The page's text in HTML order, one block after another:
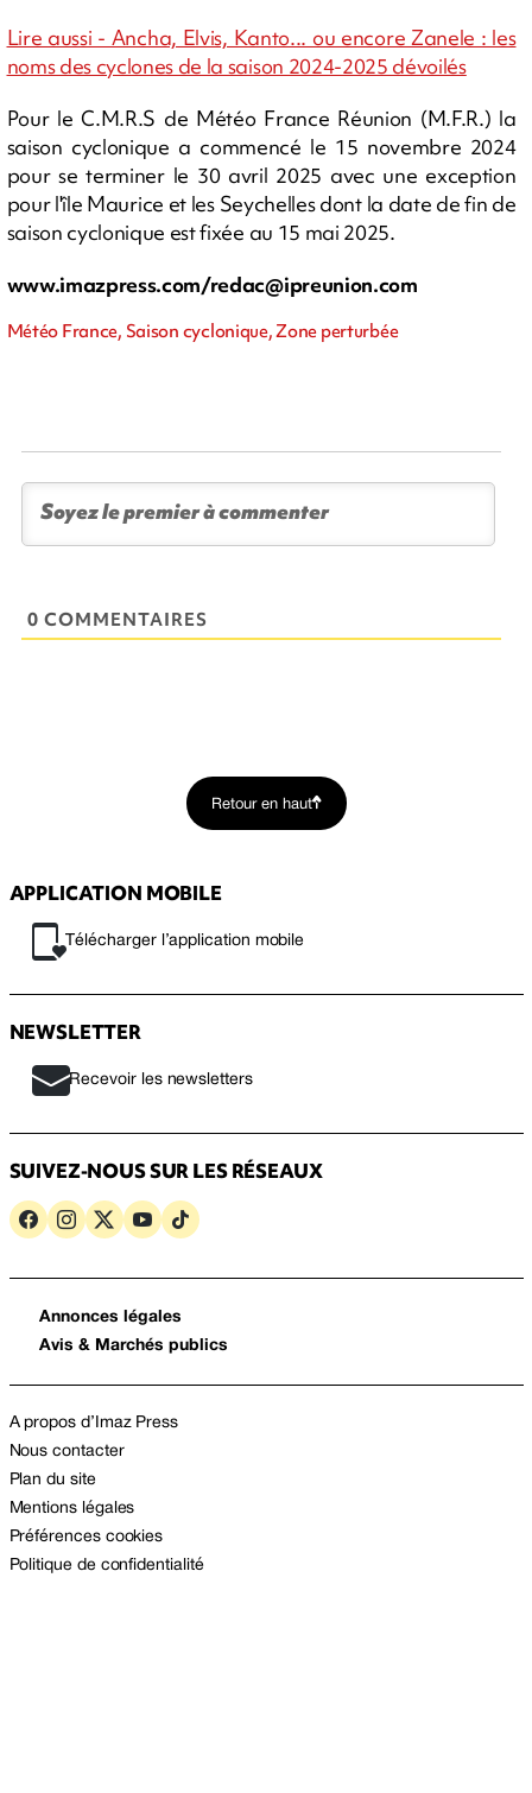
Lire aussi - Ancha, Elvis, Kanto... ou encore Zanele : les
noms des cyclones de la saison 2024-2025 dévoilés
Pour le C.M.R.S de Météo France Réunion (M.F.R.) la
saison cyclonique a commencé le 15 novembre 2024
pour se terminer le 30 avril 2025 avec une exception
pour l'île Maurice et les Seychelles dont la date de fin de
saison cyclonique est fixée au 15 mai 2025.
www.imazpress.com/redac@ipreunion.com
Météo France, Saison cyclonique, Zone perturbée
0 COMMENTAIRES
Retour en haut
APPLICATION MOBILE
Télécharger l’application mobile
NEWSLETTER
Recevoir les newsletters
SUIVEZ-NOUS SUR LES RÉSEAUX
Annonces légales
Avis & Marchés publics
A propos d’Imaz Press
Nous contacter
Plan du site
Mentions légales
Préférences cookies
Politique de confidentialité